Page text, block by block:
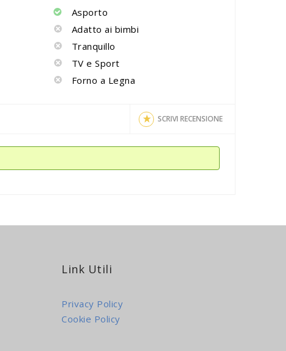
Asporto
Adatto ai bimbi
Tranquillo
TV e Sport
Forno a Legna
SCRIVI RECENSIONE
Link Utili
Privacy Policy
Cookie Policy